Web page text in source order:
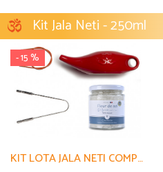
Kit Jala Neti - 250ml
- 15 %
KIT LOTA JALA NETI COMPLET PORCELAINE RED CHILI PEPPER